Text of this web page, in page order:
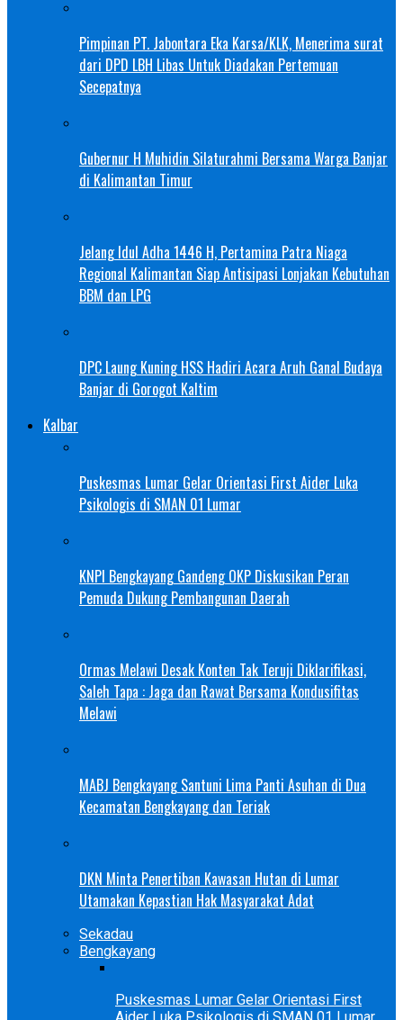
Pimpinan PT. Jabontara Eka Karsa/KLK, Menerima surat
dari DPD LBH Libas Untuk Diadakan Pertemuan
Secepatnya
Gubernur H Muhidin Silaturahmi Bersama Warga Banjar
di Kalimantan Timur
Jelang Idul Adha 1446 H, Pertamina Patra Niaga
Regional Kalimantan Siap Antisipasi Lonjakan Kebutuhan
BBM dan LPG
DPC Laung Kuning HSS Hadiri Acara Aruh Ganal Budaya
Banjar di Gorogot Kaltim
Kalbar
Puskesmas Lumar Gelar Orientasi First Aider Luka
Psikologis di SMAN 01 Lumar
KNPI Bengkayang Gandeng OKP Diskusikan Peran
Pemuda Dukung Pembangunan Daerah
Ormas Melawi Desak Konten Tak Teruji Diklarifikasi,
Saleh Tapa : Jaga dan Rawat Bersama Kondusifitas
Melawi
MABJ Bengkayang Santuni Lima Panti Asuhan di Dua
Kecamatan Bengkayang dan Teriak
DKN Minta Penertiban Kawasan Hutan di Lumar
Utamakan Kepastian Hak Masyarakat Adat
Sekadau
Bengkayang
Puskesmas Lumar Gelar Orientasi First